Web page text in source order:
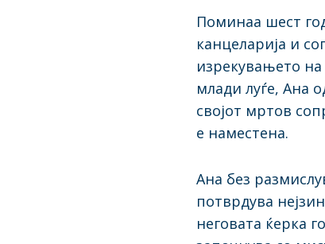
Поминаа шест
канцеларија и
изрекувањето на
млади луѓе, Ана
својот мртов
е наместена.
Ана без
потврдува
неговата ќерка